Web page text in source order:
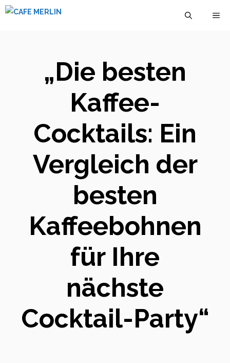
Zum
„Die besten
Kaffee-
Cocktails: Ein
Vergleich der
besten
Kaffeebohnen
für Ihre
nächste
Cocktail-Party“